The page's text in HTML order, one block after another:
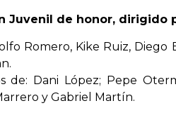
Juvenil de honor, dirigido
Romero, Kike Ruiz,
de: Dani López; Pepe
y Gabriel Martín.